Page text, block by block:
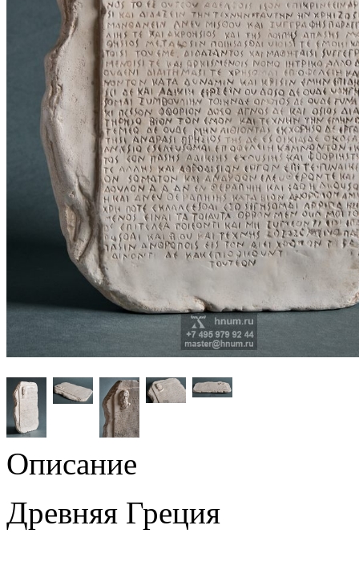
Описание
Древняя Греция